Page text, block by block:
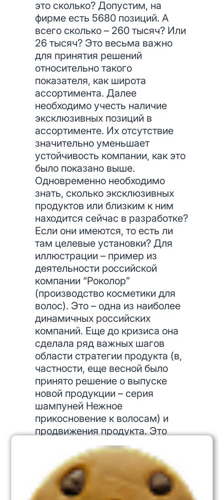
это сколько? Допустим, на
фирме есть 5680 позиций. А
всего сколько – 260 тысяч? Или
26 тысяч? Это весьма важно
для принятия решений
относительно такого
показателя, как широта
ассортимента. Далее
необходимо учесть наличие
эксклюзивных позиций в
ассортименте. Их отсутствие
значительно уменьшает
устойчивость компании, как это
было показано выше.
Одновременно необходимо
знать, сколько эксклюзивных
продуктов или близким к ним
находится сейчас в разработке?
Если они имеются, то есть ли
там целевые установки? Для
иллюстрации – пример из
деятельности российской
компании “Роколор”
(производство косметики для
волос). Это – одна из наиболее
динамичных российских
компаний. Еще до кризиса она
сделала ряд важных шагов
области стратегии продукта (в,
частности, еще весной было
принято решение о выпуске
новой продукции – серия
шампуней Нежное
прикосновение к волосам) и
продвижения продукта. Это
создало основу для
максимального использования
шансов, предоставленных
кризисом, и расширить свое
присутствие на рынке.